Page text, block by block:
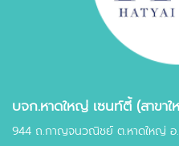
บจก.หาดใหญ่ เซนท์ตี้ (สาขา
944 ถ.กาญจนวณิชย์ ต.หาดใหญ่ อ.